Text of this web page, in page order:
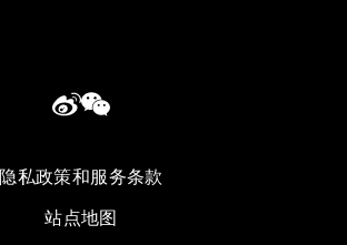
隐私政策和服务条款
站点地图